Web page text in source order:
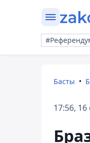
Басты
17:56, 16